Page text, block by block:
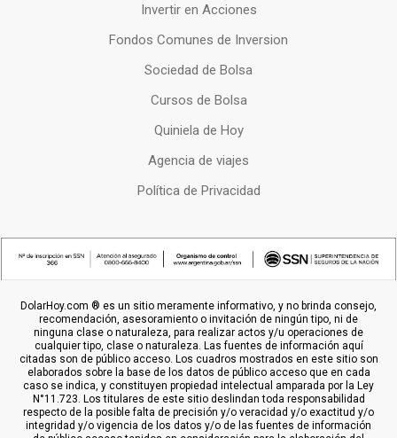
Invertir en Acciones
Fondos Comunes de Inversion
Sociedad de Bolsa
Cursos de Bolsa
Quiniela de Hoy
Agencia de viajes
Política de Privacidad
DolarHoy.com ® es un sitio meramente informativo, y no brinda consejo,
recomendación, asesoramiento o invitación de ningún tipo, ni de
ninguna clase o naturaleza, para realizar actos y/u operaciones de
cualquier tipo, clase o naturaleza. Las fuentes de información aquí
citadas son de público acceso. Los cuadros mostrados en este sitio son
elaborados sobre la base de los datos de público acceso que en cada
caso se indica, y constituyen propiedad intelectual amparada por la Ley
N°11.723. Los titulares de este sitio deslindan toda responsabilidad
respecto de la posible falta de precisión y/o veracidad y/o exactitud y/o
integridad y/o vigencia de los datos y/o de las fuentes de información